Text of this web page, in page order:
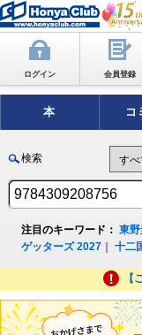
ログイン 会員登録
本 コ
検索
注目のキーワード： 東
ゲッターズ 2027 ｜十二
【